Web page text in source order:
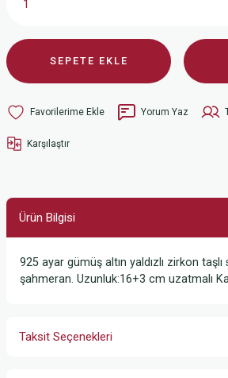
SEPETE EKLE
Yorum Yaz
Karşılaştır
Ürün Bilgisi
925 ayar gümüş altın yaldızlı zirkon
şahmeran. Uzunluk:16+3 cm uzatmalı
Taksit Seçenekleri